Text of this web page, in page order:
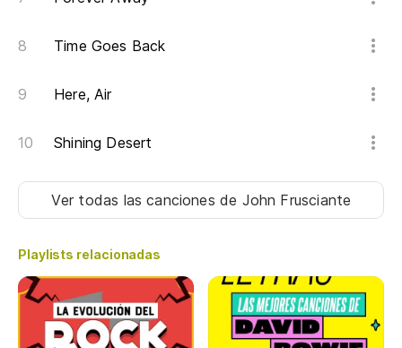
Time Goes Back
Here, Air
Shining Desert
Ver todas las cancionesde John Frusciante
Playlists relacionadas